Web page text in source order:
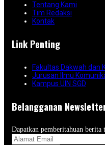
Tentang Kami
Tim Redaksi
Kontak
Link Penting
Fakultas Dakwah dan
Jurusan Ilmu
Kampus UIN SGD
Belangganan
Dapatkan pemberitahuan